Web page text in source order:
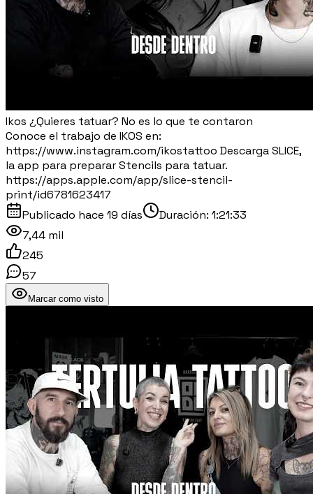
Ikos ¿Quieres tatuar? No es lo que te contaron
Conoce el trabajo de IKOS en:
https://www.instagram.com/ikostattoo Descarga SLICE,
la app para preparar Stencils para tatuar.
https://apps.apple.com/app/slice-stencil-
print/id6781623417
Publicado hace 19 días Duración: 1:21:33
7,44 mil
245
57
Marcar como visto